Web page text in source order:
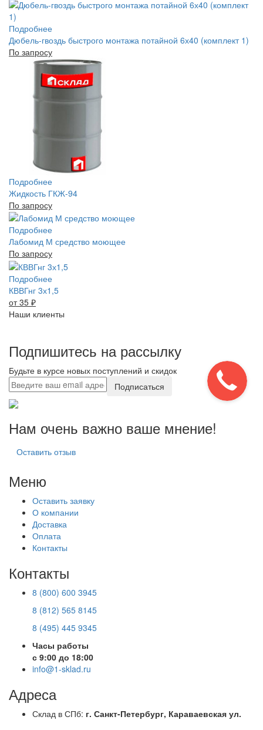
Подробнее
Дюбель-гвоздь быстрого монтажа потайной 6х40 (комплект 1)
По запросу
Подробнее
Жидкость ГКЖ-94
По запросу
Подробнее
Лабомид М средство моющее
По запросу
Подробнее
КВВГнг 3х1,5
от 35 ₽
Наши клиенты
Подпишитесь на рассылку
Будьте в курсе новых поступлений и скидок
Подписаться
Нам очень важно ваше мнение!
Оставить отзыв
Меню
Оставить заявку
О компании
Доставка
Оплата
Контакты
Контакты
8 (800) 600 3945
8 (812) 565 8145
8 (495) 445 9345
Часы работы
с 9:00 до 18:00
info@1-sklad.ru
Адреса
Склад в СПб: г. Санкт-Петербург, Караваевская ул.